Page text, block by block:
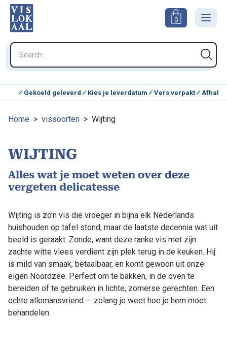
0
Gekoeld geleverd Kies je leverdatum Vers verpakt
Home > vissoorten > Wijting
WIJTING
Alles wat je moet weten over deze
vergeten delicatesse
Wijting is zo’n vis die vroeger in bijna elk Nederlands
huishouden op tafel stond, maar de laatste decennia wat uit
beeld is geraakt. Zonde, want deze ranke vis met zijn
zachte witte vlees verdient zijn plek terug in de keuken. Hij
is mild van smaak, betaalbaar, en komt gewoon uit onze
eigen Noordzee. Perfect om te bakken, in de oven te
bereiden of te gebruiken in lichte, zomerse gerechten. Een
echte allemansvriend — zolang je weet hoe je hem moet
behandelen.